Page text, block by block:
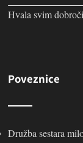
Hvala svim
Poveznice
Družba sestara